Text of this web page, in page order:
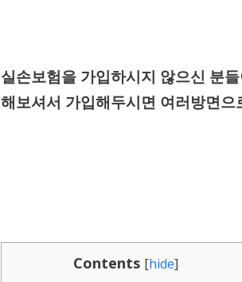
실손보험을 가입하시지 않으신 분
해보셔서 가입해두시면 여러방면
Contents [hide]